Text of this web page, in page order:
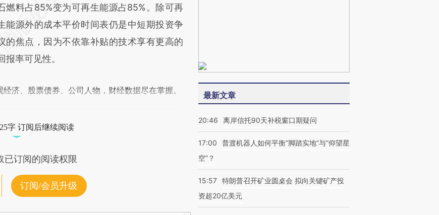
燃料占85%变为可再生能源占85%。除可再
能源外的成本平价时间表仍是中短期投资争
的焦点，因为不依靠补贴的技术享有更高的
报率可见性。
经济、股票债券、公司人物，财经数据尽在掌握。
字 订阅后继续阅读
已订阅的阅读权限
订阅/会员升级
最新文章
20:46 离岸信托90天补税窗口期疑问
17:00
普渡机器人如何平衡“脚踏实地”与“仰望星
空”？
15:57 特朗普召开矿业圆桌会 拟向关键矿产投
资超20亿美元